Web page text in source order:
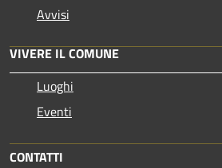
Avvisi
VIVERE IL COMUNE
Luoghi
Eventi
CONTATTI